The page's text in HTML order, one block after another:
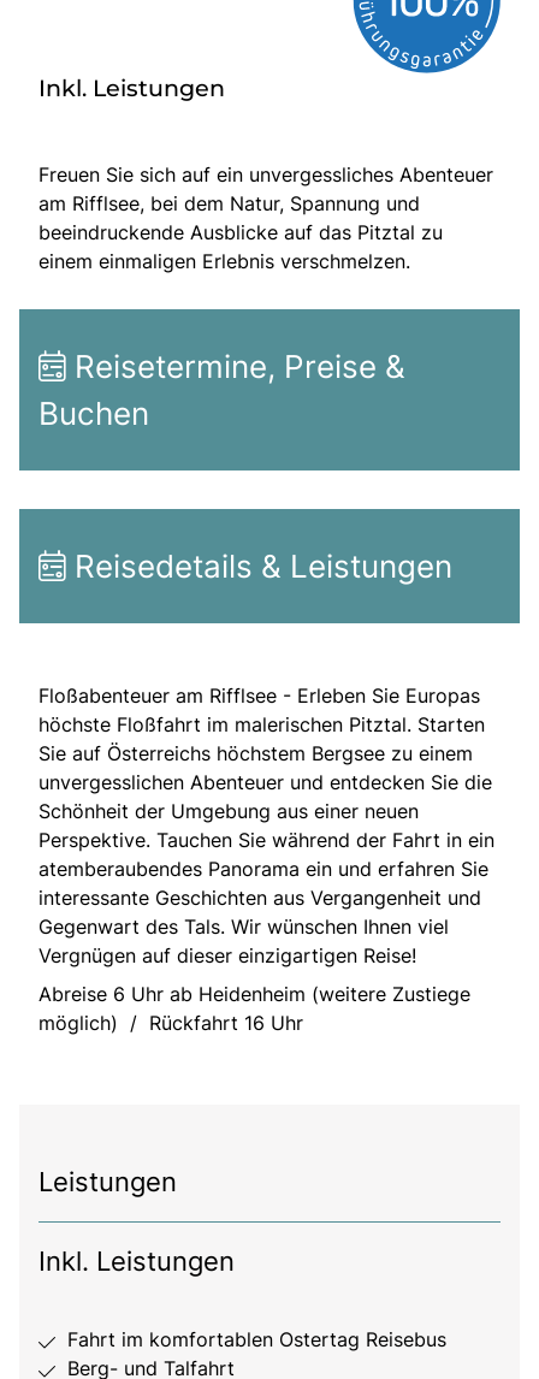
Inkl. Leistungen
Freuen Sie sich auf ein unvergessliches Abenteuer
am Rifflsee, bei dem Natur, Spannung und
beeindruckende Ausblicke auf das Pitztal zu
einem einmaligen Erlebnis verschmelzen.
Reisetermine, Preise &
Buchen
Reisedetails & Leistungen
Floßabenteuer am Rifflsee - Erleben Sie Europas
höchste Floßfahrt im malerischen Pitztal. Starten
Sie auf Österreichs höchstem Bergsee zu einem
unvergesslichen Abenteuer und entdecken Sie die
Schönheit der Umgebung aus einer neuen
Perspektive. Tauchen Sie während der Fahrt in ein
atemberaubendes Panorama ein und erfahren Sie
interessante Geschichten aus Vergangenheit und
Gegenwart des Tals. Wir wünschen Ihnen viel
Vergnügen auf dieser einzigartigen Reise!
Abreise 6 Uhr ab Heidenheim (weitere Zustiege
möglich) / Rückfahrt 16 Uhr
Leistungen
Inkl. Leistungen
Fahrt im komfortablen Ostertag Reisebus
Berg- und Talfahrt